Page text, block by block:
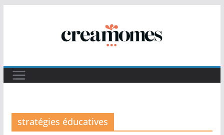
stratégies éducatives